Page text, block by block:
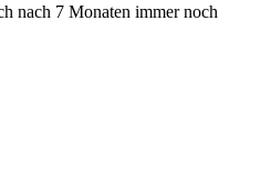
nach 7 Monaten immer noch